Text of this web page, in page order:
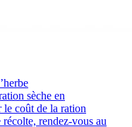
sèche en
le coût de la ration
rendez-vous au